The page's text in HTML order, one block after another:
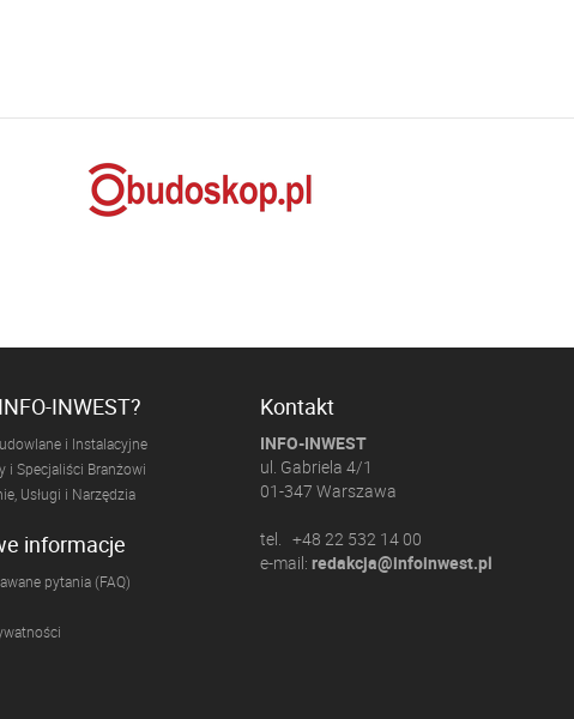
INWEST?
i Instalacyjne
i Specjaliści Branżowi
Usługi i Narzędzia
informacje
pytania (FAQ)
Kontakt
INFO-INWEST
ul. Gabriela 4/1
01-347 Warszawa
tel. +48 22 532 14 00
e-mail: redakcja@infoinwest.pl